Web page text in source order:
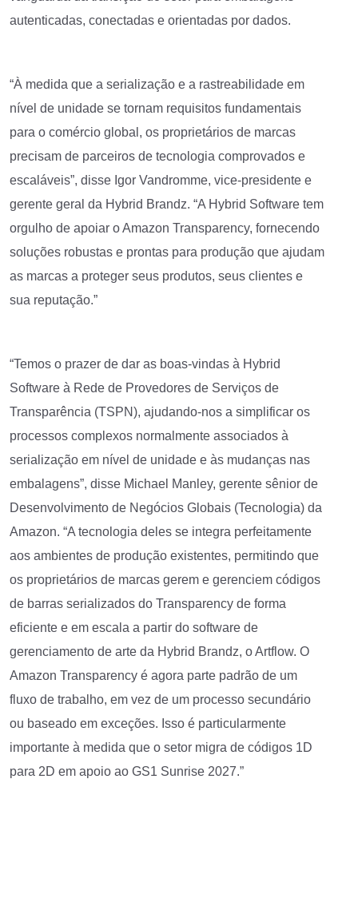
autenticadas, conectadas e orientadas por dados.
“À medida que a serialização e a rastreabilidade em
nível de unidade se tornam requisitos fundamentais
para o comércio global, os proprietários de marcas
precisam de parceiros de tecnologia comprovados e
escaláveis”, disse Igor Vandromme, vice-presidente e
gerente geral da Hybrid Brandz. “A Hybrid Software tem
orgulho de apoiar o Amazon Transparency, fornecendo
soluções robustas e prontas para produção que ajudam
as marcas a proteger seus produtos, seus clientes e
sua reputação.”
“Temos o prazer de dar as boas-vindas à Hybrid
Software à Rede de Provedores de Serviços de
Transparência (TSPN), ajudando-nos a simplificar os
processos complexos normalmente associados à
serialização em nível de unidade e às mudanças nas
embalagens”, disse Michael Manley, gerente sênior de
Desenvolvimento de Negócios Globais (Tecnologia) da
Amazon. “A tecnologia deles se integra perfeitamente
aos ambientes de produção existentes, permitindo que
os proprietários de marcas gerem e gerenciem códigos
de barras serializados do Transparency de forma
eficiente e em escala a partir do software de
gerenciamento de arte da Hybrid Brandz, o Artflow. O
Amazon Transparency é agora parte padrão de um
fluxo de trabalho, em vez de um processo secundário
ou baseado em exceções. Isso é particularmente
importante à medida que o setor migra de códigos 1D
para 2D em apoio ao GS1 Sunrise 2027.”